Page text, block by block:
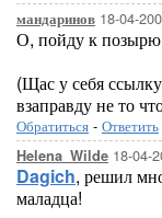
мандаринов 18-04-
О, пойду к
(Щас у себя
взаправду не то
Обратиться - Ответить
Helena_Wilde 18-04-
Dagich, решил
маладца!